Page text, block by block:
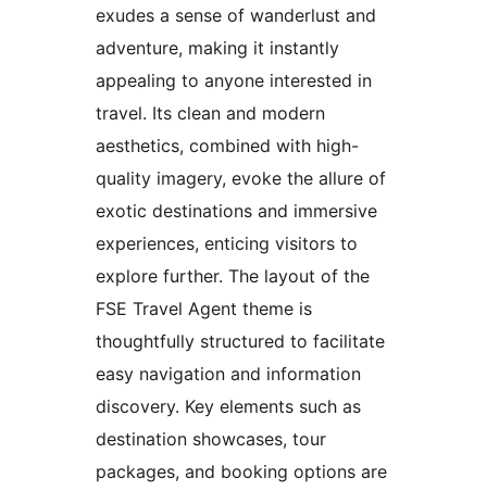
exudes a sense of wanderlust and
adventure, making it instantly
appealing to anyone interested in
travel. Its clean and modern
aesthetics, combined with high-
quality imagery, evoke the allure of
exotic destinations and immersive
experiences, enticing visitors to
explore further. The layout of the
FSE Travel Agent theme is
thoughtfully structured to facilitate
easy navigation and information
discovery. Key elements such as
destination showcases, tour
packages, and booking options are